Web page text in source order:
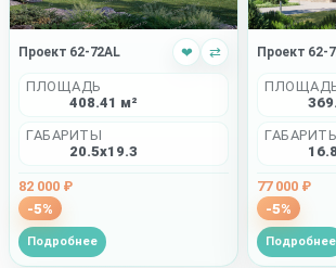
Проект 62-72AL ❤ ⇄
ПЛОЩАДЬ
408.41 м²
ГАБАРИТЫ
20.5x19.3
82 000 ₽
-5%
Подробнее
Проект 62-
77 000 ₽
-5%
Подробнее